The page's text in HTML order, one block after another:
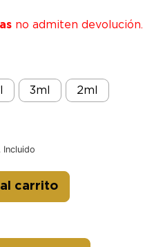
no admiten devolución.
3ml 2ml
Incluido
carrito